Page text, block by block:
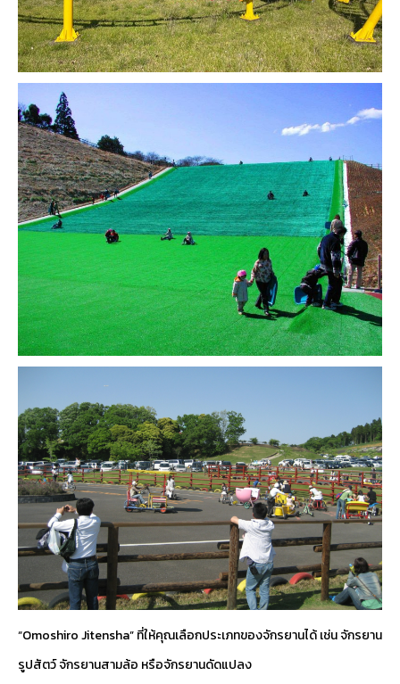
“Omoshiro Jitensha” ที่ให้คุณเลือกประเภทของจักรยานได้ เช่น จักรยาน
รูปสัตว์ จักรยานสามล้อ หรือจักรยานดัดแปลง